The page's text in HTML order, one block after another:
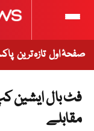
صفحۂ اول تازہ ترین
مقابلے